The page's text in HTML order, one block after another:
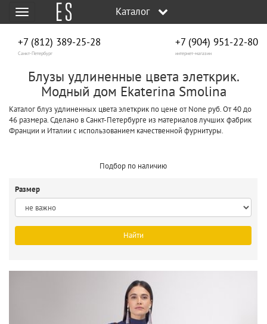
Меню Каталог
+7 (812) 389-25-28
Санкт-Петербург
+7 (904) 951‑22‑80
интернет-магазин
Блузы удлиненные цвета элеткрик.
Модный дом Ekaterina Smolina
Каталог блуз удлиненных цвета элеткрик по цене от None руб. От 40 до
46 размера. Сделано в Санкт-Петербурге из материалов лучших фабрик
Франции и Италии с использованием качественной фурнитуры.
Подбор по наличию
Размер